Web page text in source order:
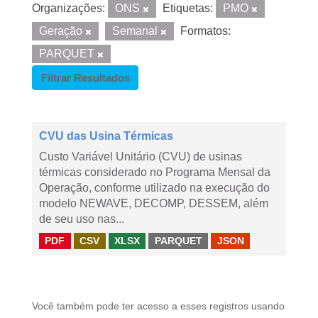
Organizações: ONS Etiquetas:
PMO
Geração
Semanal
Formatos:
PARQUET
Filtrar Resultados
CVU das Usina Térmicas
Custo Variável Unitário (CVU) de usinas
térmicas considerado no Programa Mensal da
Operação, conforme utilizado na execução do
modelo NEWAVE, DECOMP, DESSEM, além
de seu uso nas...
PDF CSV XLSX PARQUET JSON
Você também pode ter acesso a esses registros usando